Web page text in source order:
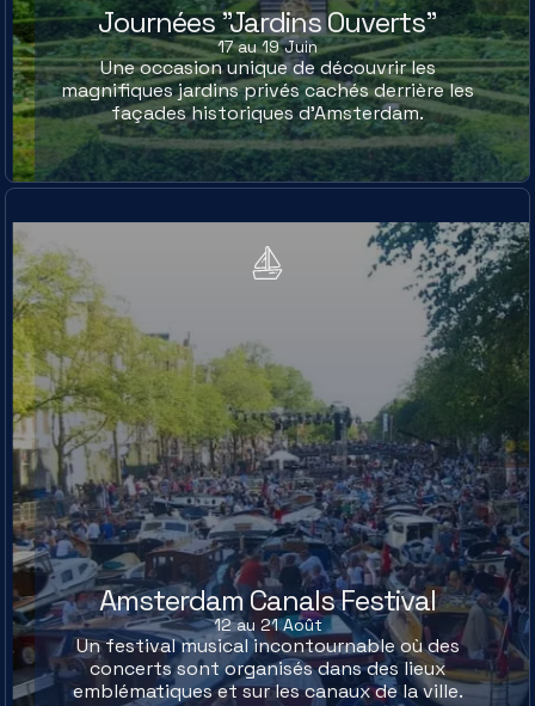
Journées "Jardins Ouverts"
17 au 19 Juin
Une occasion unique de découvrir les
magnifiques jardins privés cachés derrière les
façades historiques d’Amsterdam.
Amsterdam Canals Festival
12 au 21 Août
Un festival musical incontournable où des
concerts sont organisés dans des lieux
emblématiques et sur les canaux de la ville.